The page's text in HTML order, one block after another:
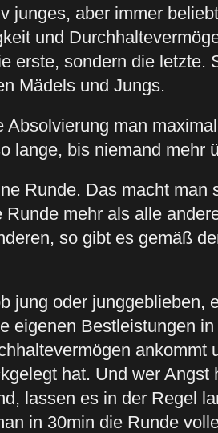
junges, aber immer
und
erste, sondern die letzte.
Mädels und Jungs.
man
lange, bis niemand mehr
Runde. Das macht man
mehr als alle
so gibt es gemäß
jung oder junggeblieben,
eigenen Bestleistungen
ankommt
hat. Und wer Angst
lassen es in der Regel
in 30min die Runde